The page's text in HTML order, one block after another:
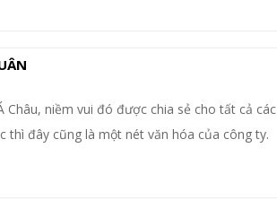
niềm vui đó được chia sẻ cho tất cả các
thì đây cũng là một nét văn hóa của công ty.